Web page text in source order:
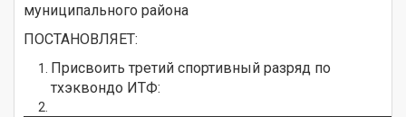
муниципального района
ПОСТАНОВЛЯЕТ:
Присвоить третий спортивный разряд по
тхэквондо ИТФ: